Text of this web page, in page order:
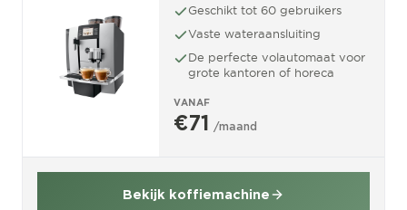
Geschikt tot 60 gebruikers
Vaste wateraansluiting
De perfecte volautomaat voor
grote kantoren of horeca
VANAF
€71 /maand
Bekijk koffiemachine